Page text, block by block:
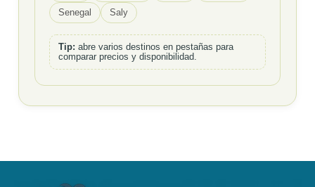
Senegal
Saly
Tip: abre varios destinos en pestañas para
comparar precios y disponibilidad.